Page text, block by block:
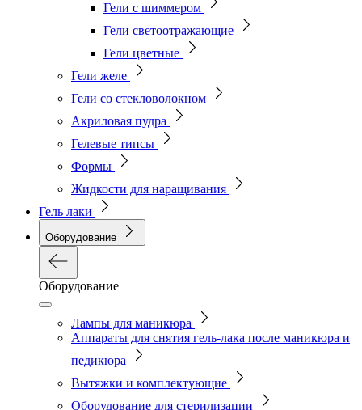
Гели с шиммером
Гели светоотражающие
Гели цветные
Гели желе
Гели со стекловолокном
Акриловая пудра
Гелевые типсы
Формы
Жидкости для наращивания
Гель лаки
Оборудование
Оборудование
Лампы для маникюра
Аппараты для снятия гель-лака после маникюра и
педикюра
Вытяжки и комплектующие
Оборудование для стерилизации